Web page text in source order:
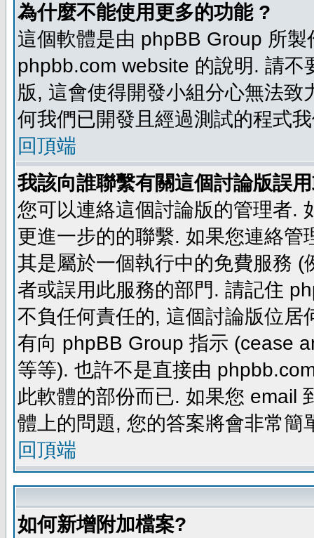
為什麼不能使用更多的功能 ?
這個軟體是由 phpBB Group 所
phpbb.com website 的說明. 請
版, 這會使得開發小組分心無法
何我們已開發且經過測試的程式
回頂端
我該向誰聯繫有關這個討論版誤
您可以連絡這個討論版的管理者.
更進一步的的聯繫. 如果您連絡
其是屬於一個執行中的免費服務
者或誤用此服務的部門. 請記住
不負任何責任的, 這個討論版位
有向 phpBB Group 指示 (cease
等等). 也許不是直接由
此軟體的部份而已. 如果您 email
體上的問題, 您的答案將會非常簡
回頂端
如何新增附加檔案?